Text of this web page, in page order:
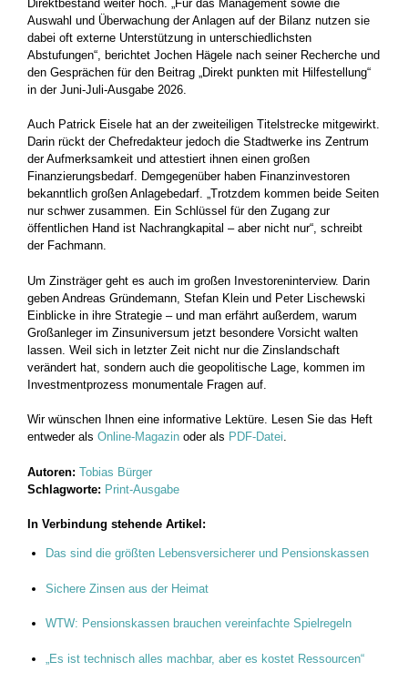
Direktbestand weiter hoch. „Für das Management sowie die
Auswahl und Überwachung der Anlagen auf der Bilanz nutzen sie
dabei oft externe Unterstützung in unterschiedlichsten
Abstufungen“, berichtet Jochen Hägele nach seiner Recherche und
den Gesprächen für den Beitrag „Direkt punkten mit Hilfestellung“
in der Juni-Juli-Ausgabe 2026.
Auch Patrick Eisele hat an der zweiteiligen Titelstrecke mitgewirkt.
Darin rückt der Chefredakteur jedoch die Stadtwerke ins Zentrum
der Aufmerksamkeit und attestiert ihnen einen großen
Finanzierungsbedarf. Demgegenüber haben Finanzinvestoren
bekanntlich großen Anlagebedarf. „Trotzdem kommen beide Seiten
nur schwer zusammen. Ein Schlüssel für den Zugang zur
öffentlichen Hand ist Nachrangkapital – aber nicht nur“, schreibt
der Fachmann.
Um Zinsträger geht es auch im großen Investoreninterview. Darin
geben Andreas Gründemann, Stefan Klein und Peter Lischewski
Einblicke in ihre Strategie – und man erfährt außerdem, warum
Großanleger im Zinsuniversum jetzt besondere Vorsicht walten
lassen. Weil sich in letzter Zeit nicht nur die Zinslandschaft
verändert hat, sondern auch die geopolitische Lage, kommen im
Investmentprozess monumentale Fragen auf.
Wir wünschen Ihnen eine informative Lektüre. Lesen Sie das Heft
entweder als Online-Magazin oder als PDF-Datei.
Autoren: Tobias Bürger
Schlagworte: Print-Ausgabe
In Verbindung stehende Artikel:
Das sind die größten Lebensversicherer und Pensionskassen
Sichere Zinsen aus der Heimat
WTW: Pensionskassen brauchen vereinfachte Spielregeln
„Es ist technisch alles machbar, aber es kostet Ressourcen“